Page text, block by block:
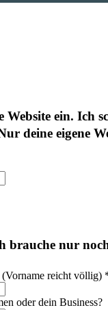
Website ein. Ich
deine eigene
brauche nur
reicht völlig)
oder dein Business?